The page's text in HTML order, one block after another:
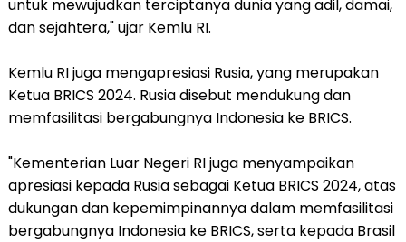
untuk mewujudkan terciptanya dunia yang adil, damai,
dan sejahtera," ujar Kemlu RI.
Kemlu RI juga mengapresiasi Rusia, yang merupakan
Ketua BRICS 2024. Rusia disebut mendukung dan
memfasilitasi bergabungnya Indonesia ke BRICS.
"Kementerian Luar Negeri RI juga menyampaikan
apresiasi kepada Rusia sebagai Ketua BRICS 2024, atas
dukungan dan kepemimpinannya dalam memfasilitasi
bergabungnya Indonesia ke BRICS, serta kepada Brasil